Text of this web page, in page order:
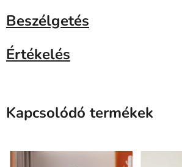
Beszélgetés
Értékelés
Kapcsolódó termékek